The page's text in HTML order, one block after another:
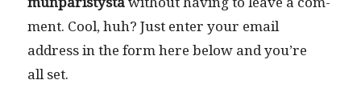
ment. Cool, huh? Just enter your email
address in the form here below and you’re
all set.